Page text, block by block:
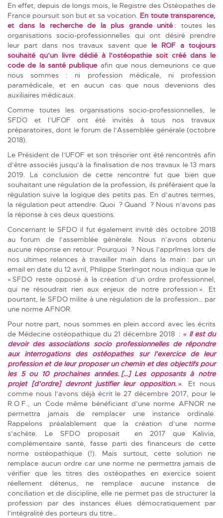
En effet, depuis de longs mois, le Registre des Ostéopathes de
France poursuit son but et sa vocation. En toute transparence,
et dans la recherche de la plus grande unité: toutes les
organisations socio-professionnelles qui ont désiré prendre
leur part dans nos travaux savent que le ROF a toujours
souhaité qu’un livre dédié à l’ostéopathie soit créé dans le
code de la santé publiqueafin que nous demeurions ce que
nous sommes : ni profession médicale, ni profession
paramédicale, et en aucun cas que nous devenions des
auxiliaires médicaux.
Comme toutes les organisations socio-professionnelles, le
SFDO et l’UFOF ont été invités à tous nos travaux
préparatoires, dont le forum de l’Assemblée générale (octobre
2018).
Le Président de l’UFOF et son trésorier ont été rencontrés afin
d’être associés jusqu’à la finalisation de nos travaux le 13 mars
2019. La conclusion de cette rencontre fut que bien que
souhaitant une régulation de la profession, ils préféraient que la
régulation suive la logique des petits pas. En d’autres termes,
la régulation peut attendre. Quoi ? Quand ? Nous n’avons pas
la réponse à ces deux questions.
Concernant le SFDO il fut également invité dès octobre 2018
au forum de l’assemblée générale. Nous n’avons obtenu
aucune réponse en retour. Pourquoi ? Nous l’apprîmes lors de
nos ultimes relances à travailler main dans la main : par un
email en date du 12 avril, Philippe Sterlingot nous indiqua que le
« SFDO reste opposé à la création d’un ordre professionnel,
qui ne résoudrait rien aux enjeux de notre profession ». Et
pourtant, le SFDO milite à une régulation de la profession… par
une norme AFNOR.
Pour notre part, nous sommes en plein accord avec les écrits
de Médecine ostéopathique du 21 décembre 2018 : « Il est du
devoir des associations socio professionnelles de répondre
aux interrogations des ostéopathes sur l’exercice de leur
profession et de leur proposer un chemin et des objectifs pour
les 5 ou 10 prochaines années. […] Les opposants à notre
projet [d’ordre] devront justifier leur opposition. ». Et nous
comme nous l’avons déjà écrit le27 décembre 2017, pour le
R.O.F., un Code même bénéficiant d’une norme AFNOR ne
permettra jamais de remplacer une instance ordinale.
Rappelons préalablement que la création d’une norme
s’achète. Le SFDO proposait en 2017 que Kalivia,
complémentaire santé, fasse parti des financeurs de cette
norme ostéopathique (!). Mais surtout, cette solution ne
remplace aucun ordre car une norme ne permettra jamais de
vérifier que les titres des ostéopathes en exercice soient
réellement détenus, ne remplace aucune instance de
conciliation et de discipline, elle ne permet pas de structurer la
profession par des instances élues démocratiquement par
l’intégralité des porteurs du titre…